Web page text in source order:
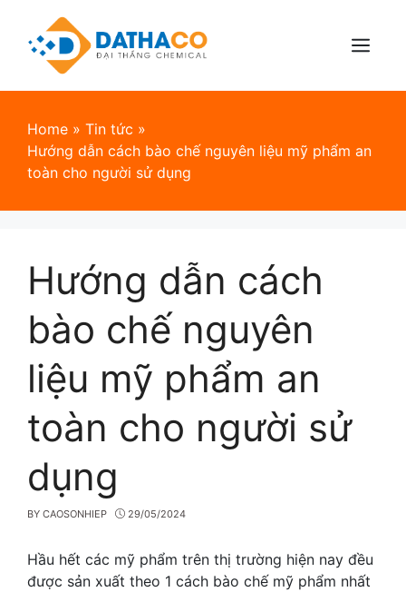
content
Menu
Home » Tin tức »
Hướng dẫn cách bào chế nguyên liệu mỹ phẩm an
toàn cho người sử dụng
Hướng dẫn cách
bào chế nguyên
liệu mỹ phẩm an
toàn cho người sử
dụng
BY CAOSONHIEP 29/05/2024
Hầu hết các mỹ phẩm trên thị trường hiện nay đều
được sản xuất theo 1 cách bào chế mỹ phẩm nhất